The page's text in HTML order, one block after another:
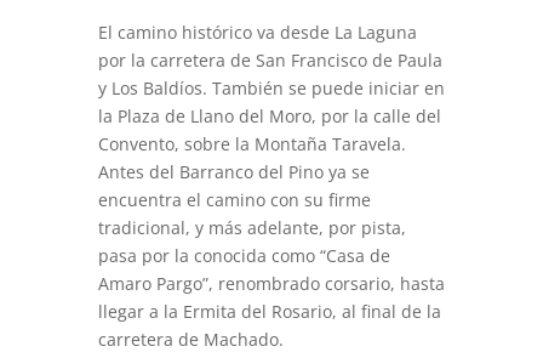
El camino histórico va desde La Laguna
por la carretera de San Francisco de Paula
y Los Baldíos. También se puede iniciar en
la Plaza de Llano del Moro, por la calle del
Convento, sobre la Montaña Taravela.
Antes del Barranco del Pino ya se
encuentra el camino con su firme
tradicional, y más adelante, por pista,
pasa por la conocida como “Casa de
Amaro Pargo”, renombrado corsario, hasta
llegar a la Ermita del Rosario, al final de la
carretera de Machado.